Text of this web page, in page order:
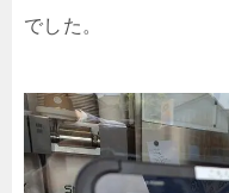
でした。